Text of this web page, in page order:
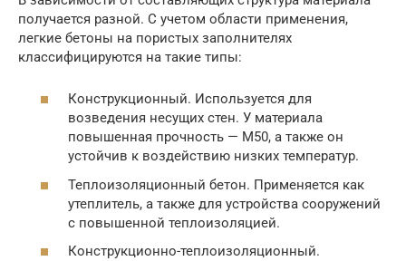
получается разной. С учетом области применения,
легкие бетоны на пористых заполнителях
классифицируются на такие типы:
Конструкционный. Используется для
возведения несущих стен. У материала
повышенная прочность — М50, а также он
устойчив к воздействию низких температур.
Теплоизоляционный бетон. Применяется как
утеплитель, а также для устройства сооружений
с повышенной теплоизоляцией.
Конструкционно-теплоизоляционный.